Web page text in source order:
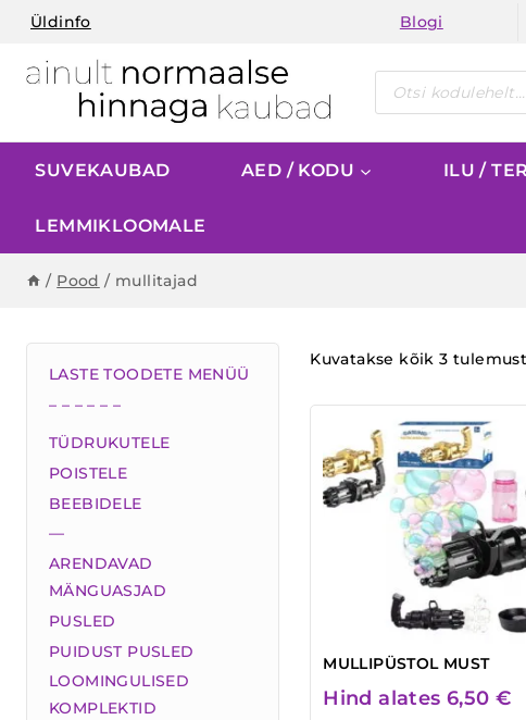
Skip
content
Üldinfo Blogi
Products
search
SUVEKAUBAD AED / KODU ILU /
LEMMIKLOOMALE
/ Pood / mullitajad
Kuvatakse kõik 3 tulemust
MULLIPÜSTOL MUST
Hind alates6,50€
LASTE TOODETE MENÜÜ
– – – – – –
TÜDRUKUTELE
POISTELE
BEEBIDELE
—
ARENDAVAD
MÄNGUASJAD
PUSLED
PUIDUST PUSLED
LOOMINGULISED
KOMPLEKTID